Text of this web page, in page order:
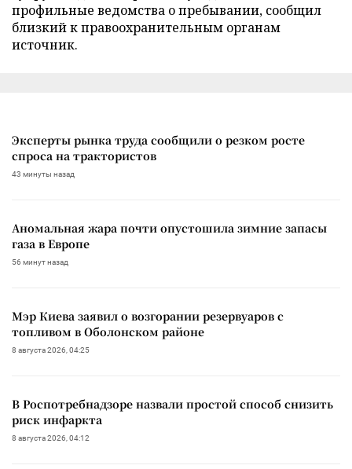
профильные ведомства о пребывании, сообщил
близкий к правоохранительным органам
источник.
Эксперты рынка труда сообщили о резком росте
спроса на трактористов
43 минуты назад
Аномальная жара почти опустошила зимние запасы
газа в Европе
56 минут назад
Мэр Киева заявил о возгорании резервуаров с
топливом в Оболонском районе
8 августа 2026, 04:25
В Роспотребнадзоре назвали простой способ снизить
риск инфаркта
8 августа 2026, 04:12